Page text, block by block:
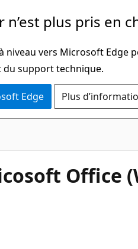
n’est plus pris en
niveau vers Microsoft
du support technique.
Edge Plus
Office